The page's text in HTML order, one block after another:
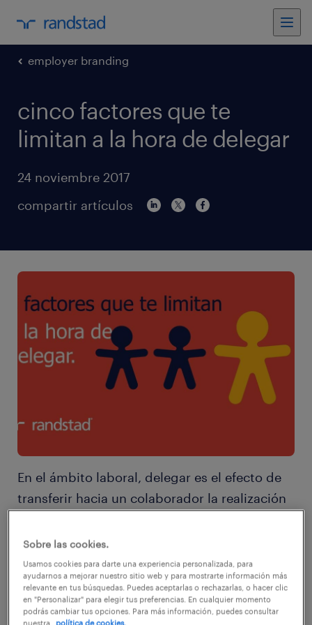
employer branding
cinco factores que te
limitan a la hora de delegar
24 noviembre 2017
compartir artículos
En el ámbito laboral, delegar es el efecto de
transferir hacia un colaborador la realización
autoridad y el poder asociados al
cumplimiento de esa tarea. Se trata de una
habilidad que tiene sus complejidades, ya
que detrás de este simple acto trabajan
Sobre las cookies.
Usamos cookies para darte una experiencia personalizada, para
ayudarnos a mejorar nuestro sitio web y para mostrarte información más
relevante en tus búsquedas. Puedes aceptarlas o rechazarlas, o hacer clic
en "Personalizar" para elegir tus preferencias. En cualquier momento
podrás cambiar tus opciones. Para más información, puedes consultar
nuestra
política de cookies.